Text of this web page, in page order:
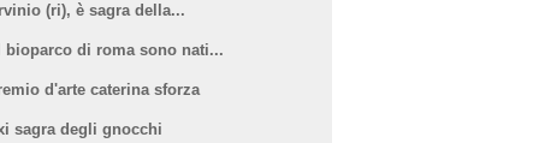
(ri), è sagra della...
bioparco di roma sono nati...
d'arte caterina sforza
sagra degli gnocchi